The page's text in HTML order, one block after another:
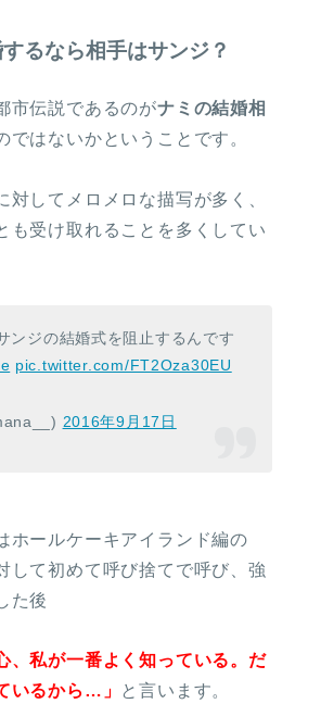
るなら相手はサンジ？
市伝説であるのがナミの結婚相
ではないかということです。
対してメロメロな描写が多く、
も受け取れることを多くしてい
ンジの結婚式を阻止するんです
pic.twitter.com/FT2Oza30EU
2016年9月17日
ホールケーキアイランド編の
して初めて呼び捨てで呼び、強
た後
、私が一番よく知っている。だ
いるから…」
と言います。